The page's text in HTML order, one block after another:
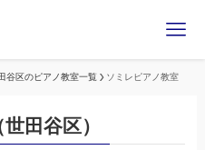
谷区のピアノ教室一覧 ソミレピアノ教室
田谷区）